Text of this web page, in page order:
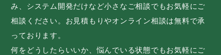
み、システム開発だけなど小さなご相談でもお気軽にご
相談ください。お見積もりやオンライン相談は無料で承
っております。
何をどうしたらいいか、悩んでいる状態でもお気軽にご